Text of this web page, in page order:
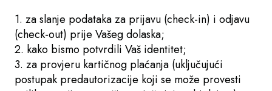
1. za slanje podataka za prijavu (check-in) i odjavu
(check-out) prije Vašeg dolaska;
2. kako bismo potvrdili Vaš identitet;
3. za provjeru kartičnog plaćanja (uključujući
postupak predautorizacije koji se može provesti